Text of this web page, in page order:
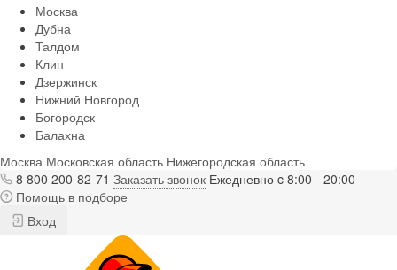
Москва
Дубна
Талдом
Клин
Дзержинск
Нижний Новгород
Богородск
Балахна
Москва Московская область Нижегородская область
8 800 200-82-71 Заказать звонок Ежедневно c 8:00 - 20:00
Помощь в подборе
Вход